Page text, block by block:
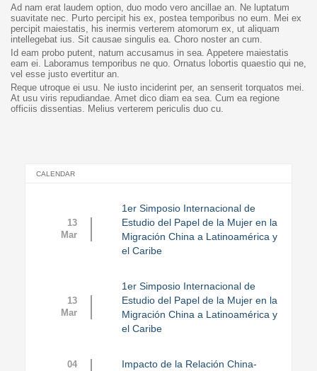
Ad nam erat laudem option, duo modo vero ancillae an. Ne luptatum
suavitate nec. Purto percipit his ex, postea temporibus no eum. Mei ex
percipit maiestatis, his inermis verterem atomorum ex, ut aliquam
intellegebat ius. Sit causae singulis ea. Choro noster an cum.
Id eam probo putent, natum accusamus in sea. Appetere maiestatis
eam ei. Laboramus temporibus ne quo. Ornatus lobortis quaestio qui ne,
vel esse justo evertitur an.
Reque utroque ei usu. Ne iusto inciderint per, an senserit torquatos mei.
At usu viris repudiandae. Amet dico diam ea sea. Cum ea regione
officiis dissentias. Melius verterem periculis duo cu.
CALENDAR
13
Mar
1er Simposio Internacional de
Estudio del Papel de la Mujer en la
Migración China a Latinoamérica y
el Caribe
13
Mar
1er Simposio Internacional de
Estudio del Papel de la Mujer en la
Migración China a Latinoamérica y
el Caribe
04
Impacto de la Relación China-